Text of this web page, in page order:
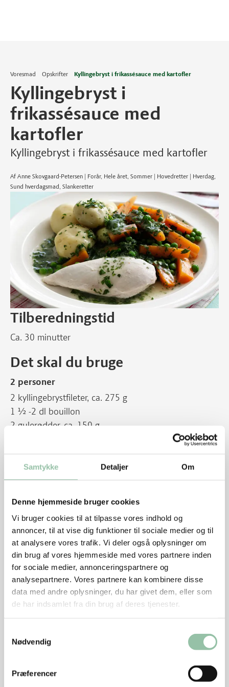
Samtykke Detaljer Om
Denne hjemmeside bruger cookies
Vi bruger cookies til at tilpasse vores indhold og
annoncer, til at vise dig funktioner til sociale medier og til
at analysere vores trafik. Vi deler også oplysninger om
din brug af vores hjemmeside med vores partnere inden
for sociale medier, annonceringspartnere og
analysepartnere. Vores partnere kan kombinere disse
data med andre oplysninger, du har givet dem, eller som
de har indsamlet fra din brug af deres tjenester.
Nødvendig
Præferencer
Voresmad Opskrifter Kyllingebryst i frikassésauce med kartofler
Kyllingebryst i
frikassésauce med
kartofler
Kyllingebryst i frikassésauce med kartofler
Af Anne Skovgaard-Petersen | Forår, Hele året, Sommer | Hovedretter | Hverdag,
Sund hverdagsmad, Slankeretter
Tilberedningstid
Ca. 30 minutter
Det skal du bruge
2 personer
2 kyllingebrystfileter, ca. 275 g
1 ½ -2 dl bouillon
2 gulerødder, ca. 150 g
Salt og peber
150 g ærter, evt. frosne
¼ bundt persille
Tilbehør
400 g kartofler
Sådan gør du
Kog kartoflerne.
Læg kødet i en gryde. Hæld bouillon ved. Bring det i
kog og skum. Tilsæt gulerødder i tykke stave.
Læg låg på og kog kødet ved svag varme ca. 10
suppen. Der skal bruges 1½ - 2 dl suppe til saucen.